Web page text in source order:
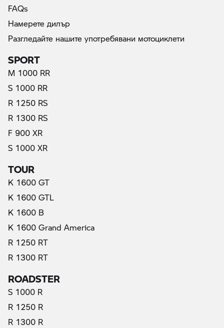
FAQs
Намерете дилър
Разгледайте нашите употребявани мотоциклети
SPORT
M 1000 RR
S 1000 RR
R 1250 RS
R 1300 RS
F 900 XR
S 1000 XR
TOUR
K 1600 GT
K 1600 GTL
K 1600 B
K 1600 Grand America
R 1250 RT
R 1300 RT
ROADSTER
S 1000 R
R 1250 R
R 1300 R